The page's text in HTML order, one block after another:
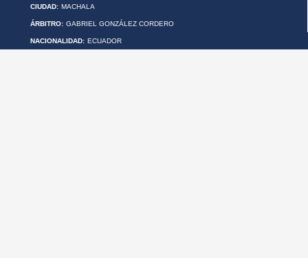
CIUDAD: MACHALA
ÁRBITRO: GABRIEL GONZÁLEZ CORDERO
NACIONALIDAD: ECUADOR